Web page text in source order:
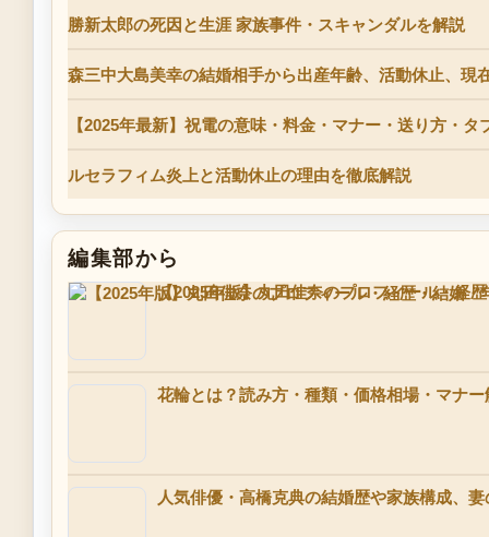
勝新太郎の死因と生涯 家族事件・スキャンダルを解説
森三中大島美幸の結婚相手から出産年齢、活動休止、
【2025年最新】祝電の意味・料金・マナー・送り方・
ルセラフィム炎上と活動休止の理由を徹底解説
編集部から
【2025年版】丸田佳奈のプロフィール・経
花輪とは？読み方・種類・価格相場・マナー
人気俳優・高橋克典の結婚歴や家族構成、